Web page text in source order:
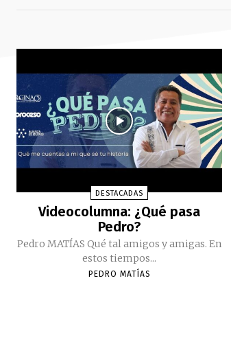
DESTACADAS
Videocolumna: ¿Qué pasa
Pedro?
Pedro MATÍAS Qué tal amigos y amigas. En
estos tiempos...
PEDRO MATÍAS